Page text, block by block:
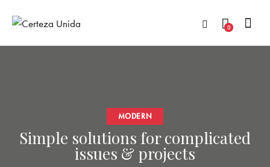
0
MODERN
Simple solutions for complicated
issues & projects